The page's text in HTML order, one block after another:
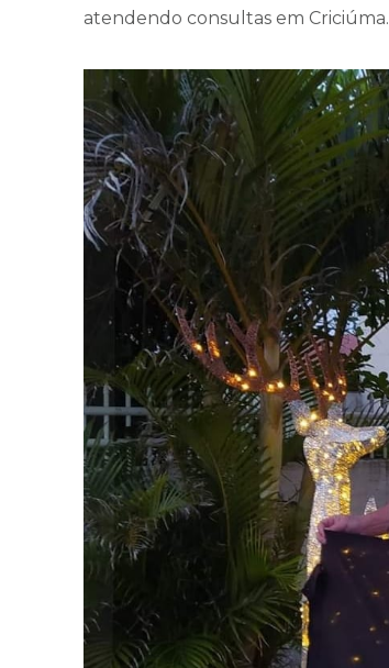
atendendo consultas em Criciúma.